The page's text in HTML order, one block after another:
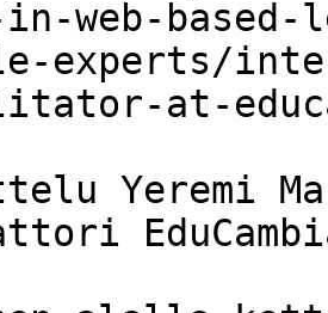
in-web-
experts/
at-
Yeremi